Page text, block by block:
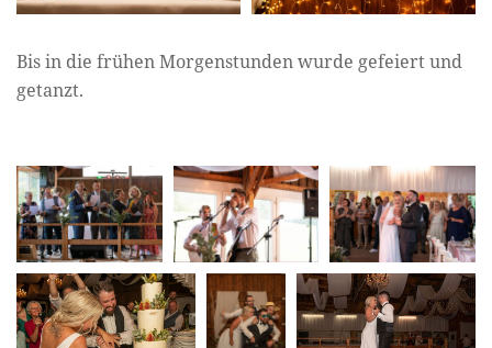
Bis in die frühen Morgenstunden wurde gefeiert und
getanzt.